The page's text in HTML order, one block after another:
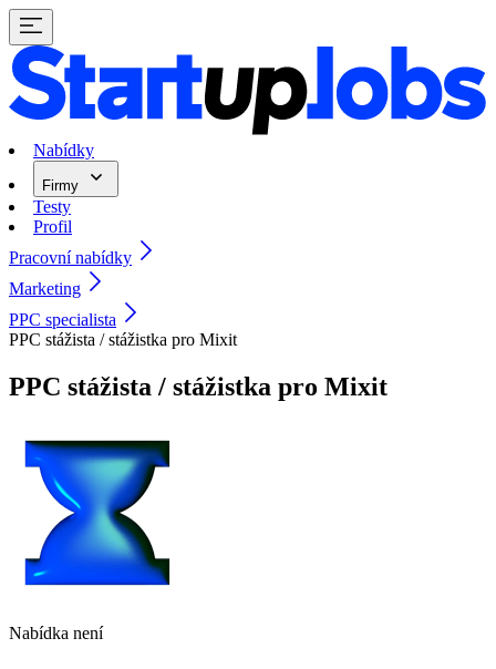
Nabídky
Firmy
Testy
Profil
Pracovní nabídky
Marketing
PPC specialista
PPC stážista / stážistka pro Mixit
PPC stážista / stážistka pro Mixit
Nabídka není